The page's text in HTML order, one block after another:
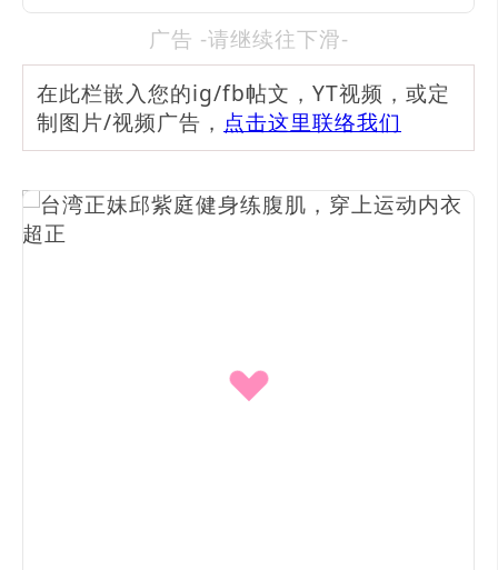
广告 -请继续往下滑-
在此栏嵌入您的ig/fb帖文，YT视频，或定
制图片/视频广告， 点击这里联络我们